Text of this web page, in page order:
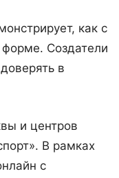
как с
Создатели
в
и центров
В рамках
с